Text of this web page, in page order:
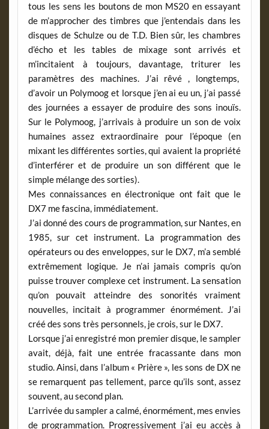
tous les sens les boutons de mon MS20 en essayant
de m’approcher des timbres que j’entendais dans les
disques de Schulze ou de T.D. Bien sûr, les chambres
d’écho et les tables de mixage sont arrivés et
m’incitaient à toujours, davantage, triturer les
paramètres des machines. J’ai rêvé , longtemps,
d’avoir un Polymoog et lorsque j’en ai eu un, j’ai passé
des journées a essayer de produire des sons inouïs.
Sur le Polymoog, j’arrivais à produire un son de voix
humaines assez extraordinaire pour l’époque (en
mixant les différentes sorties, qui avaient la propriété
d’interférer et de produire un son différent que le
simple mélange des sorties).
Mes connaissances en électronique ont fait que le
DX7 me fascina, immédiatement.
J’ai donné des cours de programmation, sur Nantes, en
1985, sur cet instrument. La programmation des
opérateurs ou des enveloppes, sur le DX7, m’a semblé
extrêmement logique. Je n’ai jamais compris qu’on
puisse trouver complexe cet instrument. La sensation
qu’on pouvait atteindre des sonorités vraiment
nouvelles, incitait à programmer énormément. J’ai
créé des sons très personnels, je crois, sur le DX7.
Lorsque j’ai enregistré mon premier disque, le sampler
avait, déjà, fait une entrée fracassante dans mon
studio. Ainsi, dans l’album « Prière », les sons de DX ne
se remarquent pas tellement, parce qu’ils sont, assez
souvent, au second plan.
L’arrivée du sampler a calmé, énormément, mes envies
de programmation. Progressivement j’ai eu accès à